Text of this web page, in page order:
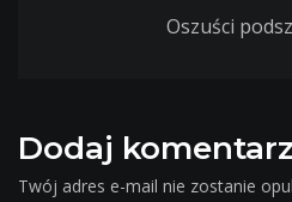
Oszuści
Dodaj komentarz
Twój adres e-mail nie zostanie